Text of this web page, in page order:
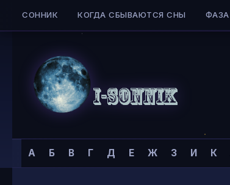
Skip to content
СОННИК КОГДА СБЫВАЮТСЯ СНЫ
Сонник
I-
А Б В Г Д Е Ж З И К
Главная страница